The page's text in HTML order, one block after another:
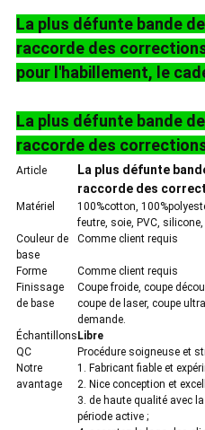
La plus défunte bande
raccorde des
pour l'habillement, le
La plus défunte bande
raccorde des
Article
La plus défunte
raccorde des
Matériel
100%cotton,
feutre, soie, PVC,
Couleur de
base
Comme client requis
Forme
Comme client requis
Finissage
de base
Coupe froide, coupe
coupe de laser, coupe
demande.
Échantillons Libre
QC
Procédure soigneuse et
Notre
avantage
1. Fabricant fiable et
2. Nice conception et
3. de haute qualité avec
période active ;